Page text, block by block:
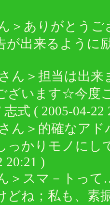
＞ありがとう
が出来るように
ん＞担当は出来
ざいます☆今度
式 ( 2005-04-22
ん＞的確なア
っかりモノにし
20:21 )
＞スマ－トっ
どね；私も、素